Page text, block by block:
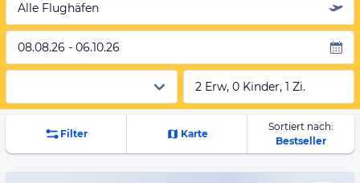
Alle Flughäfen
08.08.26 - 06.10.26
2 Erw, 0 Kinder, 1 Zi.
Filter Karte
Sortiert nach:
Bestseller